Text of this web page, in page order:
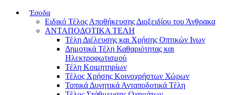
Έσοδα
Ειδικό Τέλος Αποθήκευσης Διοξειδίου του Άνθρακα
ΑΝΤΑΠΟΔΟΤΙΚΑ ΤΕΛΗ
Τέλη Διέλευσης και Χρήσης Οπτικών Ινων
Δημοτικά Τέλη Καθαριότητας και
Ηλεκτροφωτισμού
Τέλη Κοιμητηρίων
Τέλος Χρήσης Κοινοχρήστων Χώρων
Τοπικά Δυνητικά Ανταποδοτικά Τέλη